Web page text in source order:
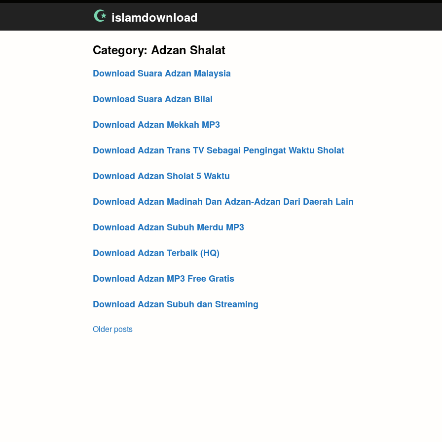
content
islamdownload
Category: Adzan Shalat
Download Suara Adzan Malaysia
Download Suara Adzan Bilal
Download Adzan Mekkah MP3
Download Adzan Trans TV Sebagai Pengingat Waktu Sholat
Download Adzan Sholat 5 Waktu
Download Adzan Madinah Dan Adzan-Adzan Dari Daerah Lain
Download Adzan Subuh Merdu MP3
Download Adzan Terbaik (HQ)
Download Adzan MP3 Free Gratis
Download Adzan Subuh dan Streaming
Posts
Older posts